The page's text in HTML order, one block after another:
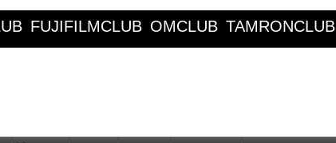
FUJIFILMCLUB OMCLUB TAMRONCLUB